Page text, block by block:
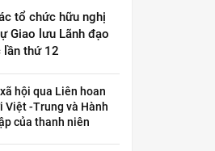
tổ chức hữu nghị
Giao lưu Lãnh đạo
lần thứ 12
hội qua Liên hoan
Việt -Trung và Hành
của thanh niên